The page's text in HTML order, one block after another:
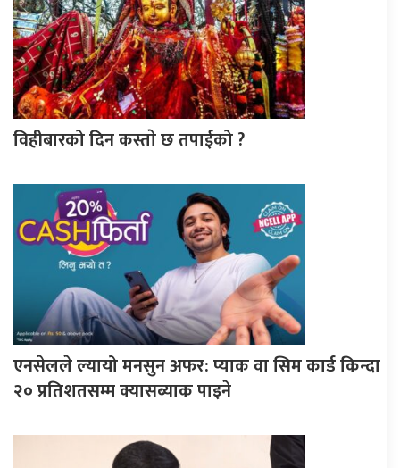
विहीबारको दिन कस्ताे छ तपाईको ?
एनसेलले ल्यायो मनसुन अफर: प्याक वा सिम कार्ड किन्दा
२० प्रतिशतसम्म क्यासब्याक पाइने